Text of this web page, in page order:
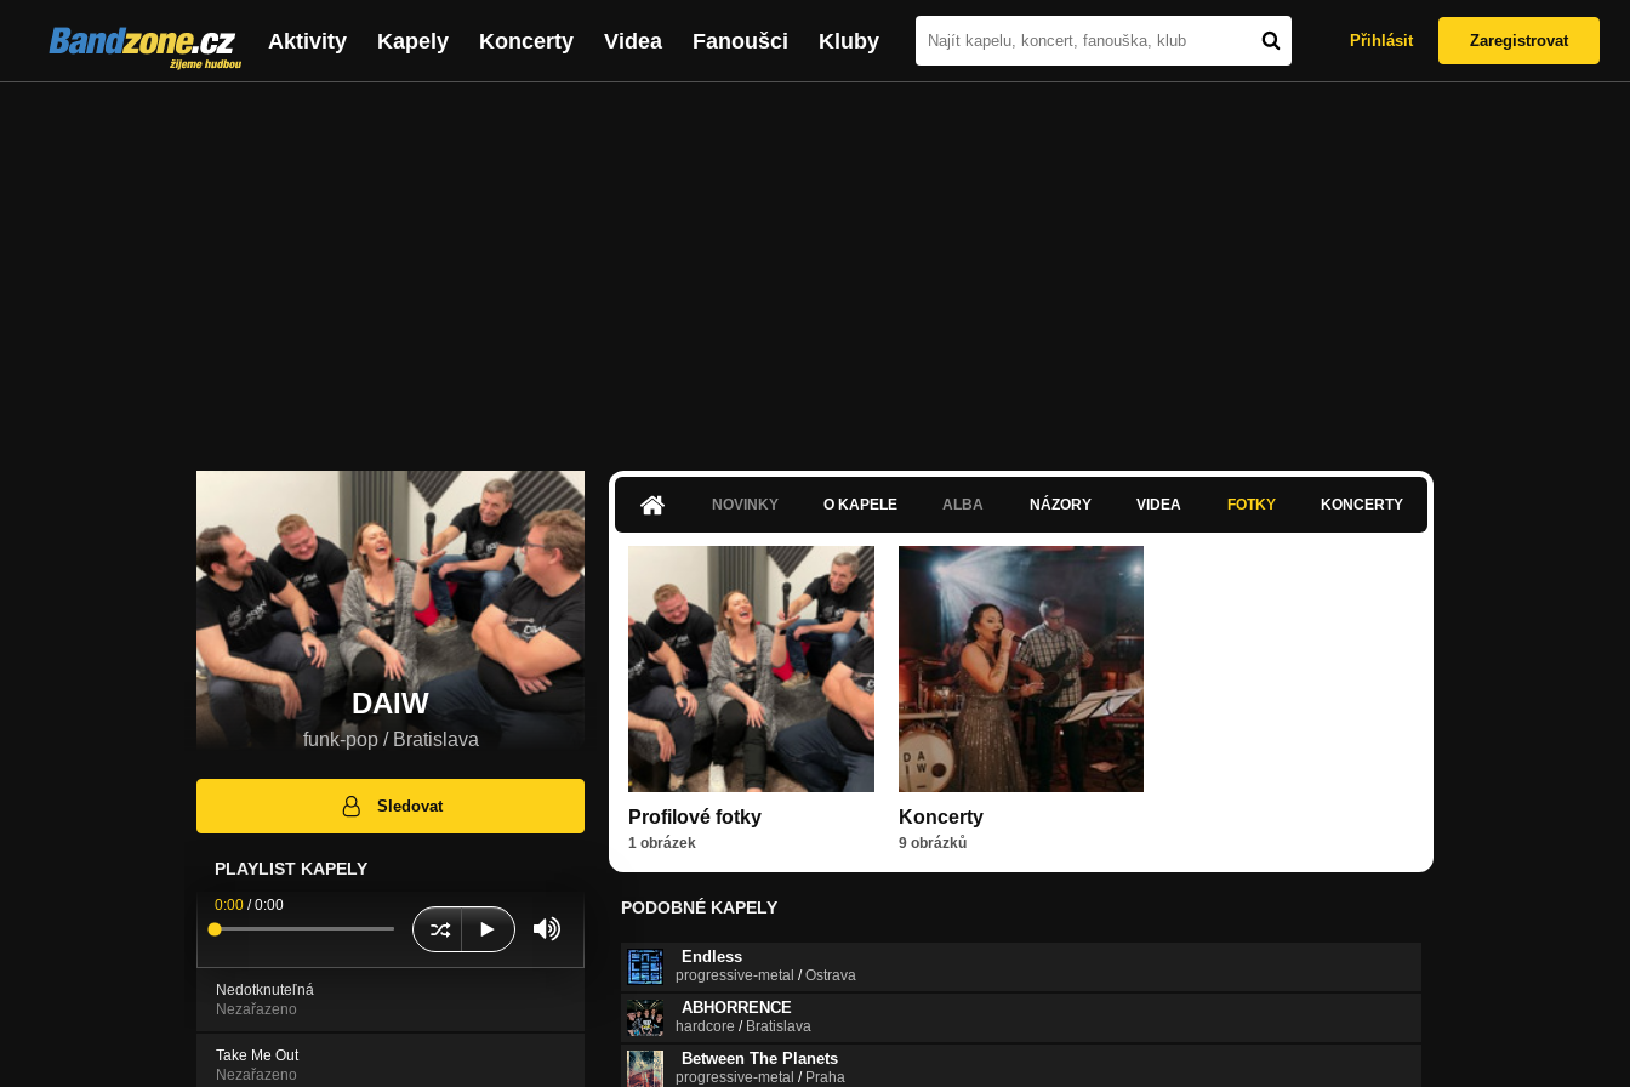
Bandzone.cz
žijeme hudbou
Aktivity Kapely Koncerty Videa Fanoušci Kluby Přihlásit Zaregistrovat
DAIW
funk-pop / Bratislava
Sledovat
PLAYLIST KAPELY
0:00 /0:00
Nedotknuteľná
Nezařazeno
Take Me Out
Nezařazeno
NOVINKY O KAPELE ALBA NÁZORY VIDEA FOTKY KONCERTY
Profilové fotky
1 obrázek
Koncerty
9 obrázků
PODOBNÉ KAPELY
Endless
progressive-metal /Ostrava
ABHORRENCE
hardcore / Bratislava
Between The Planets
progressive-metal / Praha